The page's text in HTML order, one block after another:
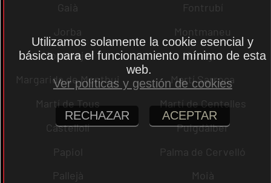
Gaià
Fontrubí
Jorba
Montmaneu
Montmajor
Montgat
Margarida de Montbui
Martí Sarroca
Martí de Tous
Martí de Centelles
Castellolí
Puigdàlber
Papiol
Palma de Cervelló
Pallejà
Moià
Utilizamos solamente la cookie esencial y
básica para el funcionamiento mínimo de esta
web.
Ver políticas y gestión de cookies
RECHAZAR ACEPTAR